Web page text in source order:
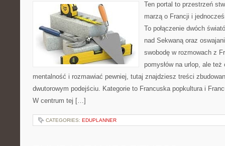
Ten portal to przestrzeń
marzą o Francji i
To połączenie dwóch
nad Sekwaną oraz
swobodę w rozmowach z
pomysłów na urlop, ale
mentalność i rozmawiać pewniej, tutaj znajdziesz treści
dwutorowym podejściu. Kategorie to Francuska popkultura i
W centrum tej […]
CATEGORIES: EDUPLANNER